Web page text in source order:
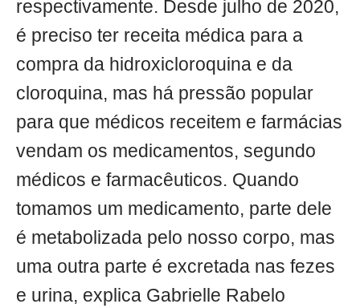
respectivamente. Desde julho de 2020,
é preciso ter receita médica para a
compra da hidroxicloroquina e da
cloroquina, mas há pressão popular
para que médicos receitem e farmácias
vendam os medicamentos, segundo
médicos e farmacêuticos. Quando
tomamos um medicamento, parte dele
é metabolizada pelo nosso corpo, mas
uma outra parte é excretada nas fezes
e urina, explica Gabrielle Rabelo